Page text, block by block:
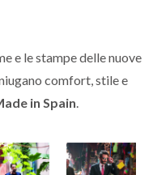
e le stampe delle nuove
comfort, stile e
in Spain.